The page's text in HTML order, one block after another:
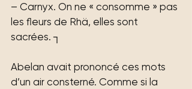
– Carnyx. On ne « consomme » pas
les fleurs de Rhä, elles sont
sacrées. ┐
Abelan avait prononcé ces mots
d’un air consterné. Comme si la